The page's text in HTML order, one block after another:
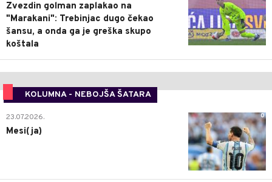
Zvezdin golman zaplakao na
"Marakani": Trebinjac dugo čekao
šansu, a onda ga je greška skupo
koštala
KOLUMNA - NEBOJŠA ŠATARA
0
23.07.2026.
Mesi(ja)